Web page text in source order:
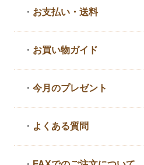
・ お支払い・送料
・ お買い物ガイド
・今月のプレゼント
・ よくある質問